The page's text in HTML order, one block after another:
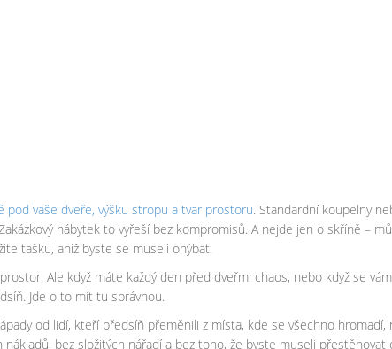
pod vaše dveře, výšku stropu a tvar prostoru. Standardní koupelny
nábytek to vyřeší bez kompromisů. A nejde jen o skříně –
tašku, aniž byste se museli ohýbat.
Ale když máte každý den před dveřmi chaos, nebo když se
Jde o to mít tu správnou.
od lidí, kteří předsíň přeměnili z místa, kde se všechno
bez složitých nářadí a bez toho, že byste museli